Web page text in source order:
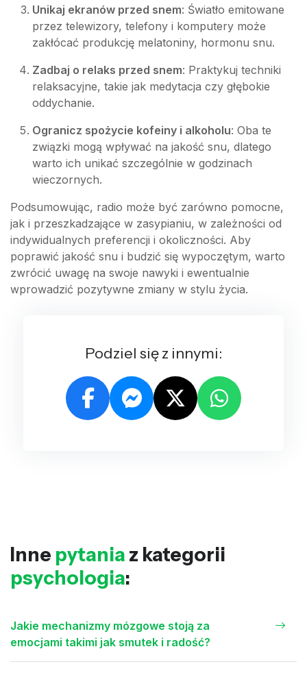
Unikaj ekranów przed snem: Światło emitowane
przez telewizory, telefony i komputery może
zakłócać produkcję melatoniny, hormonu snu.
Zadbaj o relaks przed snem: Praktykuj techniki
relaksacyjne, takie jak medytacja czy głębokie
oddychanie.
Ogranicz spożycie kofeiny i alkoholu: Oba te
związki mogą wpływać na jakość snu, dlatego
warto ich unikać szczególnie w godzinach
wieczornych.
Podsumowując, radio może być zarówno pomocne,
jak i przeszkadzające w zasypianiu, w zależności od
indywidualnych preferencji i okoliczności. Aby
poprawić jakość snu i budzić się wypoczętym, warto
zwrócić uwagę na swoje nawyki i ewentualnie
wprowadzić pozytywne zmiany w stylu życia.
Podziel się z innymi:
Inne pytania z kategorii
psychologia:
Jakie mechanizmy mózgowe stoją za
emocjami takimi jak smutek i radość?